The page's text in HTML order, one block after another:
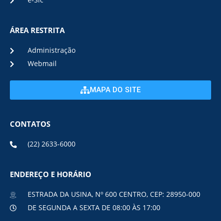
ÁREA RESTRITA
Administração
Webmail
MAPA DO SITE
CONTATOS
(22) 2633-6000
ENDEREÇO E HORÁRIO
ESTRADA DA USINA, Nº 600 CENTRO, CEP: 28950-000
DE SEGUNDA A SEXTA DE 08:00 ÀS 17:00